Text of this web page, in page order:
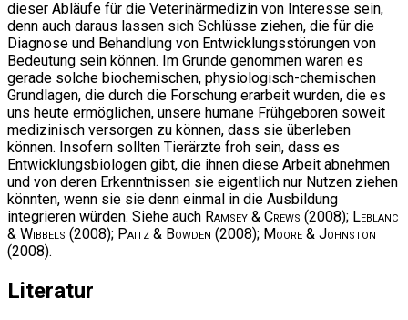
dieser Abläufe für die Veterinärmedizin von Interesse sein,
denn auch daraus lassen sich Schlüsse ziehen, die für die
Diagnose und Behandlung von Entwicklungsstörungen von
Bedeutung sein können. Im Grunde genommen waren es
gerade solche biochemischen, physiologisch-chemischen
Grundlagen, die durch die Forschung erarbeit wurden, die es
uns heute ermöglichen, unsere humane Frühgeboren soweit
medizinisch versorgen zu können, dass sie überleben
können. Insofern sollten Tierärzte froh sein, dass es
Entwicklungsbiologen gibt, die ihnen diese Arbeit abnehmen
und von deren Erkenntnissen sie eigentlich nur Nutzen ziehen
könnten, wenn sie sie denn einmal in die Ausbildung
integrieren würden. Siehe auch Ramsey & Crews (2008); Leblanc
& Wibbels (2008); Paitz & Bowden (2008); Moore & Johnston
(2008).
Literatur